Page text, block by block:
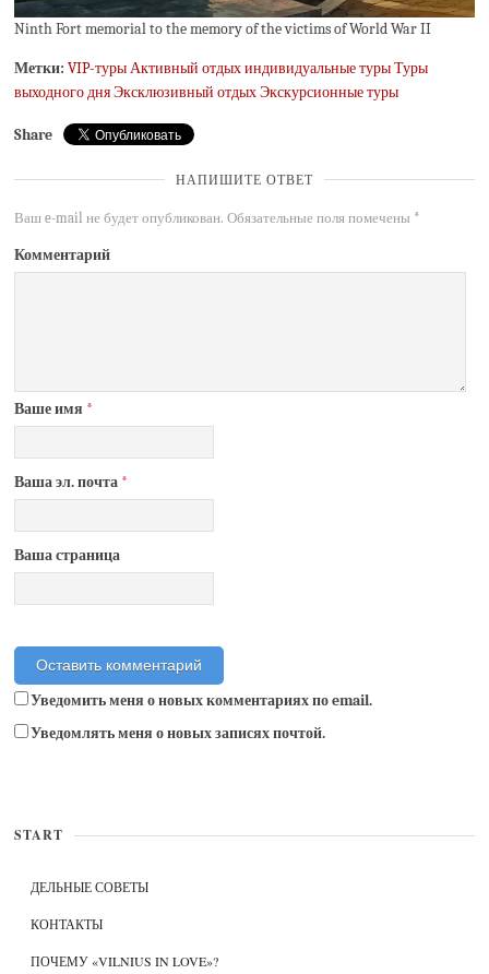
Ninth Fort memorial to the memory of the victims of World War II
Метки: VIP-туры Активный отдых индивидуальные туры Туры
выходного дня Эксклюзивный отдых Экскурсионные туры
Share
НАПИШИТЕ ОТВЕТ
Ваш e-mail не будет опубликован. Обязательные поля помечены *
Комментарий
Ваше имя *
Ваша эл. почта *
Ваша страница
Уведомить меня о новых комментариях по email.
Уведомлять меня о новых записях почтой.
START
ДЕЛЬНЫЕ СОВЕТЫ
КОНТАКТЫ
ПОЧЕМУ «VILNIUS IN LOVE»?